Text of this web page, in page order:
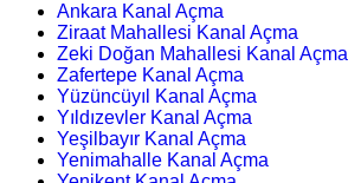
Ankara Kanal Açma
Ziraat Mahallesi Kanal Açma
Zeki Doğan Mahallesi Kanal Açma
Zafertepe Kanal Açma
Yüzüncüyıl Kanal Açma
Yıldızevler Kanal Açma
Yeşilbayır Kanal Açma
Yenimahalle Kanal Açma